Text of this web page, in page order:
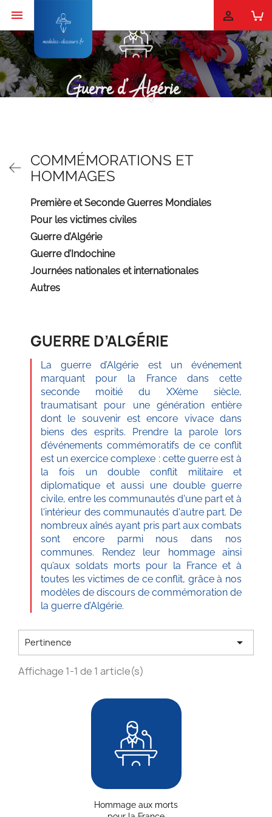
 
Guerre d’Algérie
COMMÉMORATIONS ET
HOMMAGES
Première et Seconde Guerres Mondiales
Pour les victimes civiles
Guerre d’Algérie
Guerre d’Indochine
Journées nationales et internationales
Autres
GUERRE D’ALGÉRIE
La guerre d’Algérie est un événement
marquant pour la France dans cette
seconde moitié du XXème siècle,
traumatisant pour une génération entière
dont le souvenir est encore vivace dans
biens des esprits. Prendre la parole lors
d’événements commémoratifs de ce conflit
est un exercice complexe : cette guerre est à
la fois un double conflit militaire et
diplomatique et aussi une double guerre
civile, entre les communautés d'une part et à
l'intérieur des communautés d'autre part. De
nombreux aînés ayant pris part aux combats
sont encore parmi nous dans nos
communes. Rendez leur hommage ainsi
qu’aux soldats morts pour la France et à
toutes les victimes de ce conflit, grâce à nos
modèles de discours de commémoration de
la guerre d’Algérie.
Pertinence 
Affichage 1-1 de 1 article(s)
Hommage aux morts